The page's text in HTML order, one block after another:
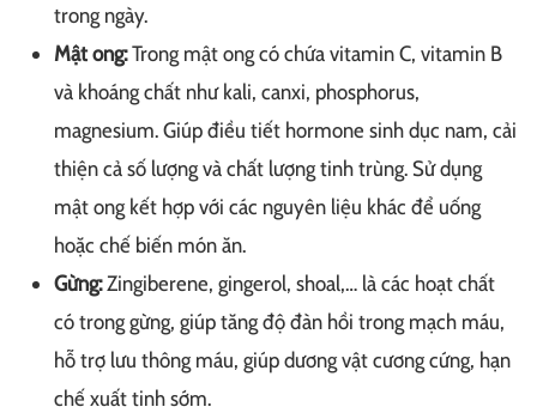
trong ngày.
Mật ong:Trong mật ong có chứa vitamin C, vitamin B
và khoáng chất như kali, canxi, phosphorus,
magnesium. Giúp điều tiết hormone sinh dục nam, cải
thiện cả số lượng và chất lượng tinh trùng. Sử dụng
mật ong kết hợp với các nguyên liệu khác để uống
hoặc chế biến món ăn.
Gừng:Zingiberene, gingerol, shoal,… là các hoạt chất
có trong gừng, giúp tăng độ đàn hồi trong mạch máu,
hỗ trợ lưu thông máu, giúp dương vật cương cứng, hạn
chế xuất tinh sớm.